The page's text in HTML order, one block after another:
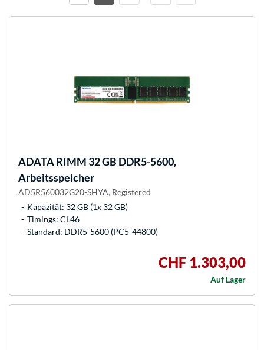
ADATARIMM 32 GB DDR5-5600,
Arbeitsspeicher
AD5R560032G20-SHYA, Registered
Kapazität: 32 GB (1x 32 GB)
Timings: CL46
Standard: DDR5-5600 (PC5-44800)
CHF 1.303,00
Auf Lager